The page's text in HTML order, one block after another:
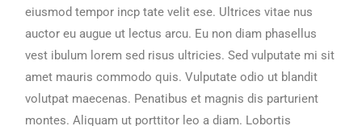
eiusmod tempor incp tate velit ese. Ultrices vitae nus
auctor eu augue ut lectus arcu. Eu non diam phasellus
vest ibulum lorem sed risus ultricies. Sed vulputate mi sit
amet mauris commodo quis. Vulputate odio ut blandit
volutpat maecenas. Penatibus et magnis dis parturient
montes. Aliquam ut porttitor leo a diam. Lobortis